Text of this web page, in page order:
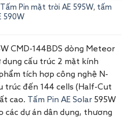
Tấm Pin mặt trời AE 595W, tấm
590W
CMD-144BDS dòng Meteor
dụng cấu trúc 2 mặt kính
tích hợp công nghệ N-
trúc đến 144 cells (Half-Cut
cao. Tấm Pin AE Solar 595W
các dự án dân dụng, thương